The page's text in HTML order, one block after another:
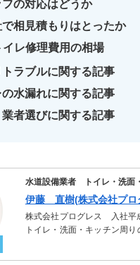
フの対応はどうか
相見積もりはとったか
レ修理費用の相場
ラブルに関する記事
の水漏れに関する記事
者選びに関する記事
水道設備業者 トイレ・洗面
伊藤 直樹(株式会社プロ
株式会社プログレス 入社平
トイレ・洗面・キッチン周